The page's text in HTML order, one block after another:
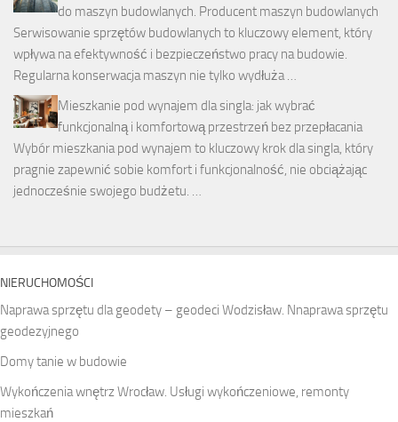
do maszyn budowlanych. Producent maszyn budowlanych
Serwisowanie sprzętów budowlanych to kluczowy element, który
wpływa na efektywność i bezpieczeństwo pracy na budowie.
Regularna konserwacja maszyn nie tylko wydłuża …
Mieszkanie pod wynajem dla singla: jak wybrać
funkcjonalną i komfortową przestrzeń bez przepłacania
Wybór mieszkania pod wynajem to kluczowy krok dla singla, który
pragnie zapewnić sobie komfort i funkcjonalność, nie obciążając
jednocześnie swojego budżetu. …
NIERUCHOMOŚCI
Naprawa sprzętu dla geodety – geodeci Wodzisław. Nnaprawa sprzętu
geodezyjnego
Domy tanie w budowie
Wykończenia wnętrz Wrocław. Usługi wykończeniowe, remonty
mieszkań